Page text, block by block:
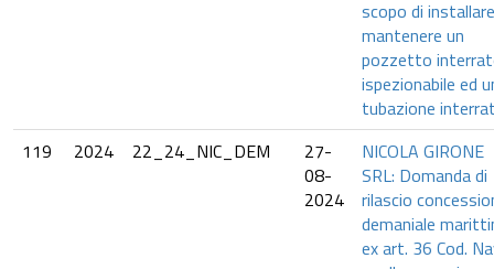
scopo di
mantenere un
pozzetto
ispezionabile ed
tubazione
119
2024 22_24_NIC_DEM
27-
08-
2024
NICOLA GIRONE
SRL: Domanda di
rilascio
demaniale
ex art. 36 Cod.